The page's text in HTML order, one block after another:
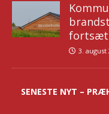
3. august
SENESTE NYT –